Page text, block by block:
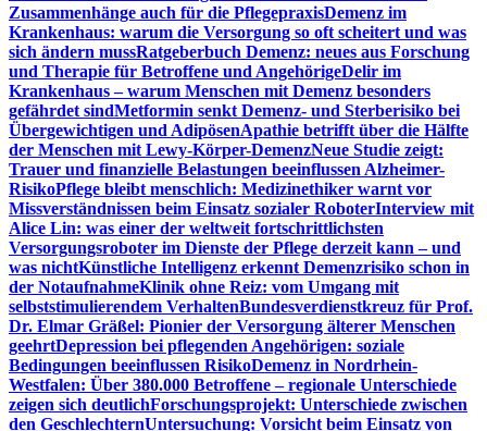
Zusammenhänge auch für die PflegepraxisDemenz im
Krankenhaus: warum die Versorgung so oft scheitert und was
sich ändern mussRatgeberbuch Demenz: neues aus Forschung
und Therapie für Betroffene und AngehörigeDelir im
Krankenhaus – warum Menschen mit Demenz besonders
gefährdet sindMetformin senkt Demenz- und Sterberisiko bei
Übergewichtigen und AdipösenApathie betrifft über die Hälfte
der Menschen mit Lewy-Körper-DemenzNeue Studie zeigt:
Trauer und finanzielle Belastungen beeinflussen Alzheimer-
RisikoPflege bleibt menschlich: Medizinethiker warnt vor
Missverständnissen beim Einsatz sozialer RoboterInterview mit
Alice Lin: was einer der weltweit fortschrittlichsten
Versorgungsroboter im Dienste der Pflege derzeit kann – und
was nichtKünstliche Intelligenz erkennt Demenzrisiko schon in
der NotaufnahmeKlinik ohne Reiz: vom Umgang mit
selbststimulierendem VerhaltenBundesverdienstkreuz für Prof.
Dr. Elmar Gräßel: Pionier der Versorgung älterer Menschen
geehrtDepression bei pflegenden Angehörigen: soziale
Bedingungen beeinflussen RisikoDemenz in Nordrhein-
Westfalen: Über 380.000 Betroffene – regionale Unterschiede
zeigen sich deutlichForschungsprojekt: Unterschiede zwischen
den GeschlechternUntersuchung: Vorsicht beim Einsatz von